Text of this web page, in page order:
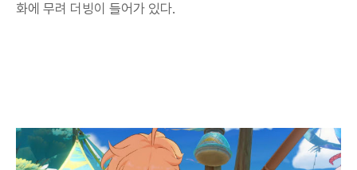
화에 무려 더빙이 들어가 있다.